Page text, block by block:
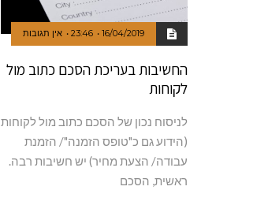
16/04/2019
23:46 אין תגובות
החשיבות בעריכת הסכם כתוב מול
לקוחות
לניסוח נכון של הסכם כתוב מול לקוחות
(הידוע גם כ"טופס הזמנה"/ הזמנת
עבודה/ הצעת מחיר) יש חשיבות רבה.
ראשית, הסכם